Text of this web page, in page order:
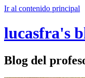
Ir al contenido principal
lucasfra's
Blog del